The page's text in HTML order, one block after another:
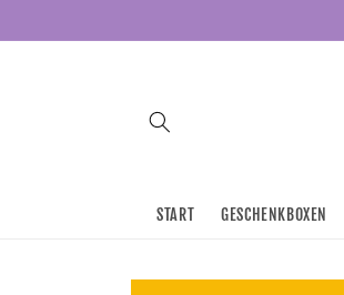
Inhalt
START GESCHENKBOXEN
Zu